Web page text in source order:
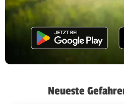
Neueste